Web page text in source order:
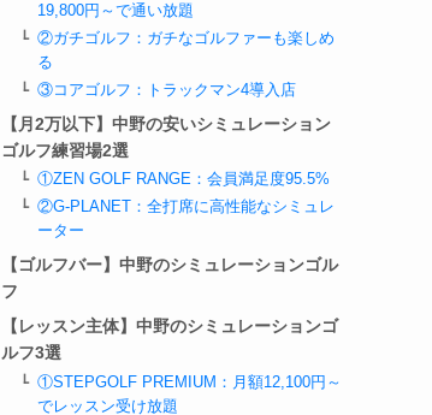
19,800円～で通い放題
②ガチゴルフ：ガチなゴルファーも楽しめ
る
③コアゴルフ：トラックマン4導入店
【月2万以下】中野の安いシミュレーション
ゴルフ練習場2選
①ZEN GOLF RANGE：会員満足度95.5%
②G-PLANET：全打席に高性能なシミュレ
ーター
【ゴルフバー】中野のシミュレーションゴル
フ
【レッスン主体】中野のシミュレーションゴ
ルフ3選
①STEPGOLF PREMIUM：月額12,100円～
でレッスン受け放題